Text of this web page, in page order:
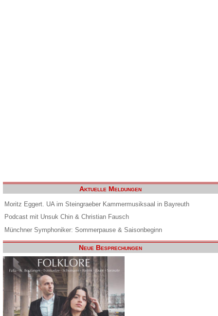
Aktuelle Meldungen
Moritz Eggert. UA im Steingraeber Kammermusiksaal in Bayreuth
Podcast mit Unsuk Chin & Christian Fausch
Münchner Symphoniker: Sommerpause & Saisonbeginn
Neue Besprechungen